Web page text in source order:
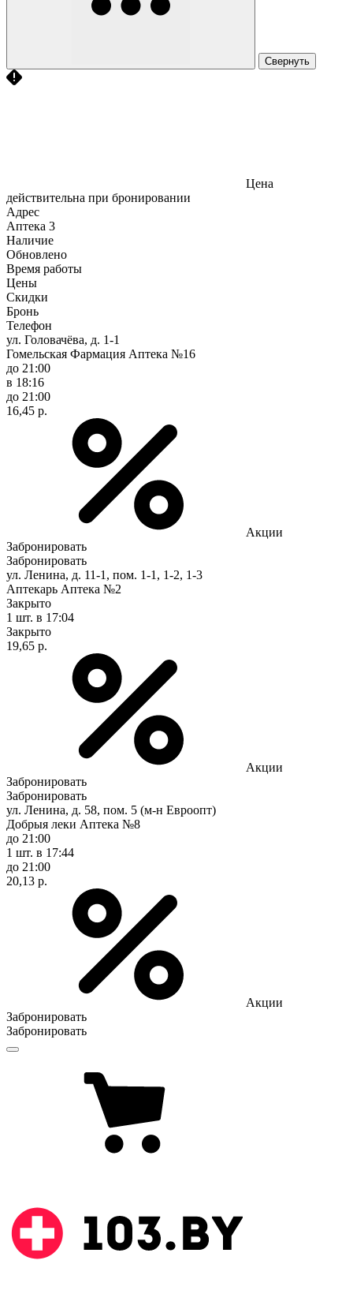
Свернуть
Цена
действительна при бронировании
Адрес
Аптека 3
Наличие
Обновлено
Время работы
Цены
Скидки
Бронь
Телефон
ул. Головачёва, д. 1-1
Гомельская Фармация Аптека №16
до 21:00
в 18:16
до 21:00
16,45 р.
Акции
Забронировать
Забронировать
ул. Ленина, д. 11-1, пом. 1-1, 1-2, 1-3
Аптекарь Аптека №2
Закрыто
1 шт. в 17:04
Закрыто
19,65 р.
Акции
Забронировать
Забронировать
ул. Ленина, д. 58, пом. 5 (м-н Евроопт)
Добрыя леки Аптека №8
до 21:00
1 шт. в 17:44
до 21:00
20,13 р.
Акции
Забронировать
Забронировать